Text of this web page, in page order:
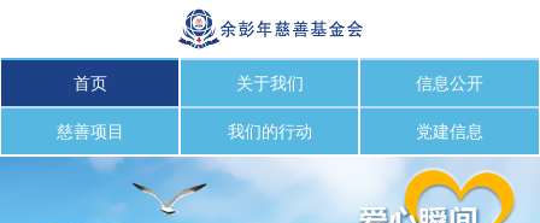
首页 关于我们 信息公开
慈善项目 我们的行动 党建信息